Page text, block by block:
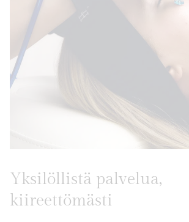
Yksilöllistä palvelua,
kiireettömästi